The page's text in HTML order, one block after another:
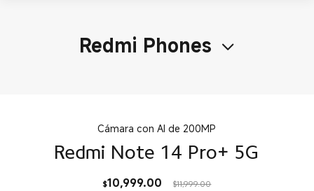
Redmi Phones
Cámara con AI de 200MP
Redmi Note 14 Pro+ 5G
$10,999.00 Current Price $10999
$11,999.00